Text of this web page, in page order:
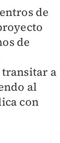
de
de
a
al
con